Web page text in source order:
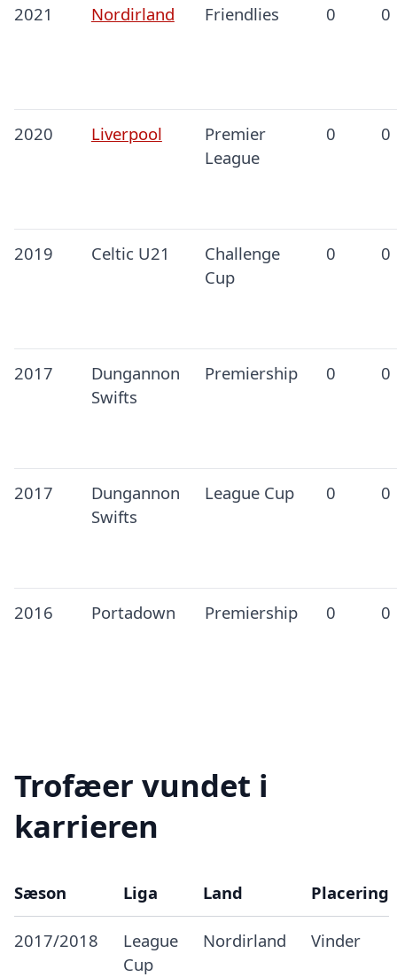
2021 Nordirland Friendlies 0 0
2020 Liverpool
Premier
League
0 0
2019 Celtic U21
Challenge
Cup
0 0
2017
Dungannon
Swifts
Premiership 0 0
2017
Dungannon
Swifts
League Cup 0 0
2016 Portadown Premiership 0 0
Trofæer vundet i
karrieren
Sæson Liga Land Placering
2017/2018
League
Cup
Nordirland Vinder